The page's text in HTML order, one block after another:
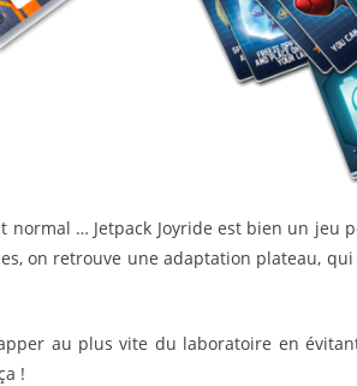
normal … Jetpack Joyride est bien un jeu
on retrouve une adaptation plateau,
au plus vite du laboratoire en
!